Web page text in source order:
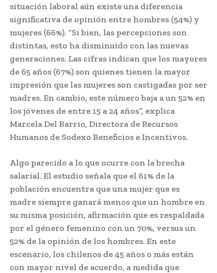
situación laboral aún existe una diferencia
significativa de opinión entre hombres (54%) y
mujeres (66%). “Si bien, las percepciones son
distintas, esto ha disminuido con las nuevas
generaciones. Las cifras indican que los mayores
de 65 años (67%) son quienes tienen la mayor
impresión que las mujeres son castigadas por ser
madres. En cambio, este número baja a un 52% en
los jóvenes de entre 15 a 24 años”, explica
Marcela Del Barrio, Directora de Recursos
Humanos de Sodexo Beneficios e Incentivos.
Algo parecido a lo que ocurre con la brecha
salarial. El estudio señala que el 61% de la
población encuentra que una mujer que es
madre siempre ganará menos que un hombre en
su misma posición, afirmación que es respaldada
por el género femenino con un 70%, versus un
52% de la opinión de los hombres. En este
escenario, los chilenos de 45 años o más están
con mayor nivel de acuerdo, a medida que